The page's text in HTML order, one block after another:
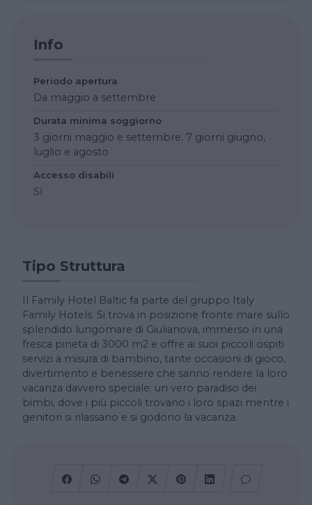
Info
Periodo apertura
Da maggio a settembre
Durata minima soggiorno
3 giorni maggio e settembre. 7 giorni giugno,
luglio e agosto
Accesso disabili
Sì
Tipo Struttura
Il Family Hotel Baltic fa parte del gruppo Italy
Family Hotels. Si trova in posizione fronte mare sullo
splendido lungomare di Giulianova, immerso in una
fresca pineta di 3000 m2 e offre ai suoi piccoli ospiti
servizi a misura di bambino, tante occasioni di gioco,
divertimento e benessere che sanno rendere la loro
vacanza davvero speciale: un vero paradiso dei
bimbi, dove i più piccoli trovano i loro spazi mentre i
genitori si rilassano e si godono la vacanza.